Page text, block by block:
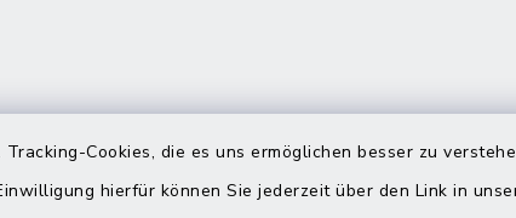
Cookies, die es uns ermöglichen besser zu
hierfür können Sie jederzeit über den Link in
Erreichbarkeit per